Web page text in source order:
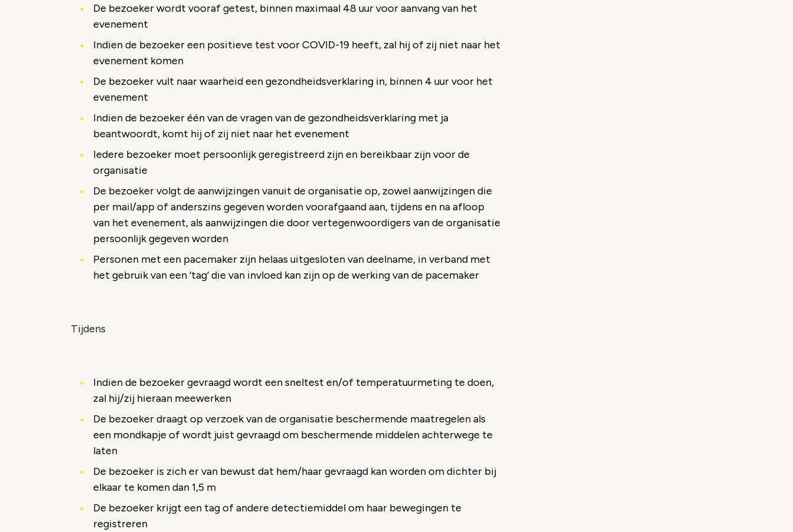
De bezoeker wordt vooraf getest, binnen maximaal 48 uur voor aanvang van het
evenement
Indien de bezoeker een positieve test voor COVID-19 heeft, zal hij of zij niet naar het
evenement komen
De bezoeker vult naar waarheid een gezondheidsverklaring in, binnen 4 uur voor het
evenement
Indien de bezoeker één van de vragen van de gezondheidsverklaring met ja
beantwoordt, komt hij of zij niet naar het evenement
Iedere bezoeker moet persoonlijk geregistreerd zijn en bereikbaar zijn voor de
organisatie
De bezoeker volgt de aanwijzingen vanuit de organisatie op, zowel aanwijzingen die
per mail/app of anderszins gegeven worden voorafgaand aan, tijdens en na afloop
van het evenement, als aanwijzingen die door vertegenwoordigers van de organisatie
persoonlijk gegeven worden
Personen met een pacemaker zijn helaas uitgesloten van deelname, in verband met
het gebruik van een ‘tag’ die van invloed kan zijn op de werking van de pacemaker
Tijdens
Indien de bezoeker gevraagd wordt een sneltest en/of temperatuurmeting te doen,
zal hij/zij hieraan meewerken
De bezoeker draagt op verzoek van de organisatie beschermende maatregelen als
een mondkapje of wordt juist gevraagd om beschermende middelen achterwege te
laten
De bezoeker is zich er van bewust dat hem/haar gevraagd kan worden om dichter bij
elkaar te komen dan 1,5 m
De bezoeker krijgt een tag of andere detectiemiddel om haar bewegingen te
registreren